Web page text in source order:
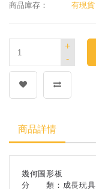
商品庫存：
有現貨
-
+
商品詳情
幾何圖形板
分 類：成長玩具